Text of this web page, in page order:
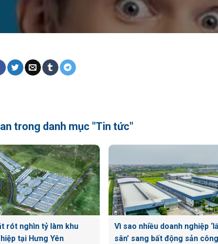
trong danh mục "Tin tức"
rót nghìn tỷ làm khu
tại Hưng Yên
Vì sao nhiều doanh nghiệp
sân’ sang bất động sản công